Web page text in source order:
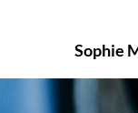
Sophie